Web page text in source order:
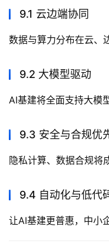
9.1 云边端协同
数据与算力分布在云、
9.2 大模型驱动
AI基建将全面支持大模
9.3 安全与合规优
隐私计算、数据合规将
9.4 自动化与低代
让AI基建更普惠，中小